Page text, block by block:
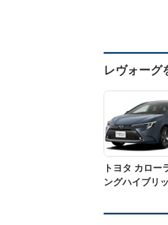
レヴォーグ
トヨタ カロー
ングハイブリ